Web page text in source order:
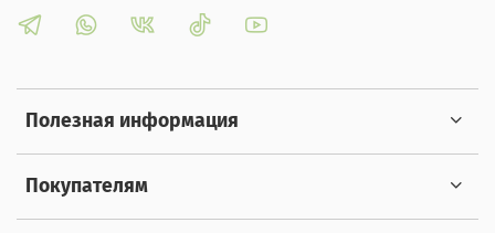
Полезная информация
Покупателям